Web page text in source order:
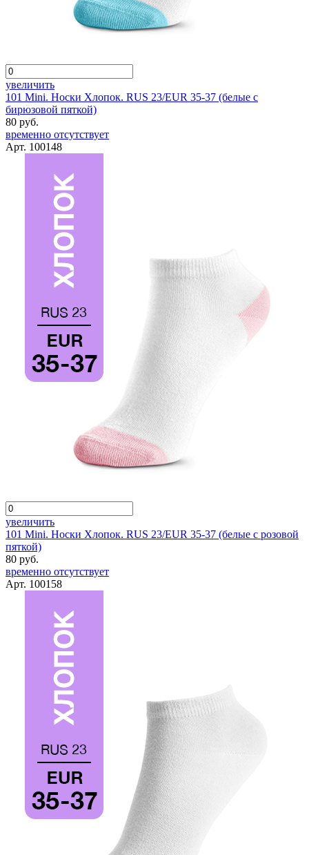
увеличить
101 Mini. Носки Хлопок. RUS 23/EUR 35-37 (белые с
бирюзовой пяткой)
80 руб.
временно отсутствует
Арт. 100148
увеличить
101 Mini. Носки Хлопок. RUS 23/EUR 35-37 (белые с розовой
пяткой)
80 руб.
временно отсутствует
Арт. 100158